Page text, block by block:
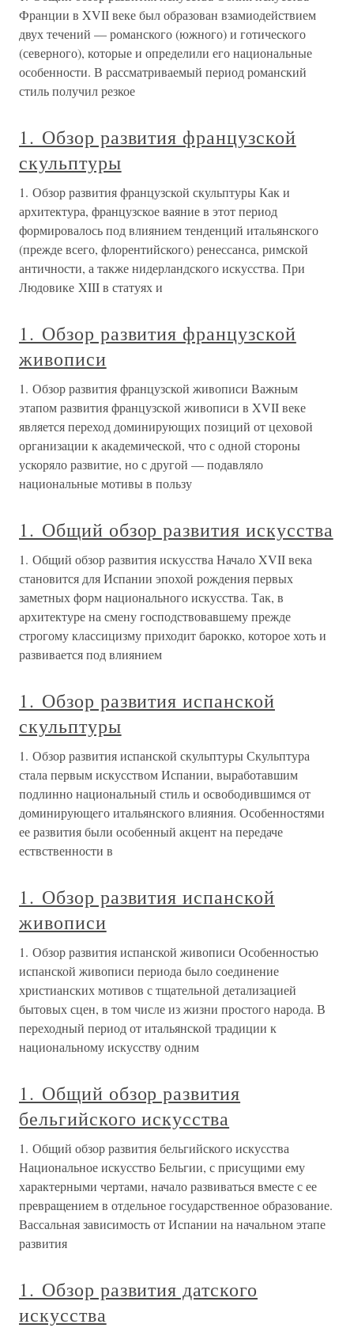
Франции в XVII веке был образован взамиодействием
двух течений — романского (южного) и готического
(северного), которые и определили его национальные
особенности. В рассматриваемый период романский
стиль получил резкое
1. Обзор развития французской
скульптуры
1. Обзор развития французской скульптуры Как и
архитектура, французское ваяние в этот период
формировалось под влиянием тенденций итальянского
(прежде всего, флорентийского) ренессанса, римской
античности, а также нидерландского искусства. При
Людовике XIII в статуях и
1. Обзор развития французской
живописи
1. Обзор развития французской живописи Важным
этапом развития французской живописи в XVII веке
является переход доминирующих позиций от цеховой
организации к академической, что с одной стороны
ускоряло развитие, но с другой — подавляло
национальные мотивы в пользу
1. Общий обзор развития искусства
1. Общий обзор развития искусства Начало XVII века
становится для Испании эпохой рождения первых
заметных форм национального искусства. Так, в
архитектуре на смену господствовавшему прежде
строгому классицизму приходит барокко, которое хоть и
развивается под влиянием
1. Обзор развития испанской
скульптуры
1. Обзор развития испанской скульптуры Скульптура
стала первым искусством Испании, выработавшим
подлинно национальный стиль и освободившимся от
доминирующего итальянского влияния. Особенностями
ее развития были особенный акцент на передаче
ествственности в
1. Обзор развития испанской
живописи
1. Обзор развития испанской живописи Особенностью
испанской живописи периода было соединение
христианских мотивов с тщательной детализацией
бытовых сцен, в том числе из жизни простого народа. В
переходный период от итальянской традиции к
национальному искусству одним
1. Общий обзор развития
бельгийского искусства
1. Общий обзор развития бельгийского искусства
Национальное искусство Бельгии, с присущими ему
характерными чертами, начало развиваться вместе с ее
превращением в отдельное государственное образование.
Вассальная зависимость от Испании на начальном этапе
развития
1. Обзор развития датского
искусства